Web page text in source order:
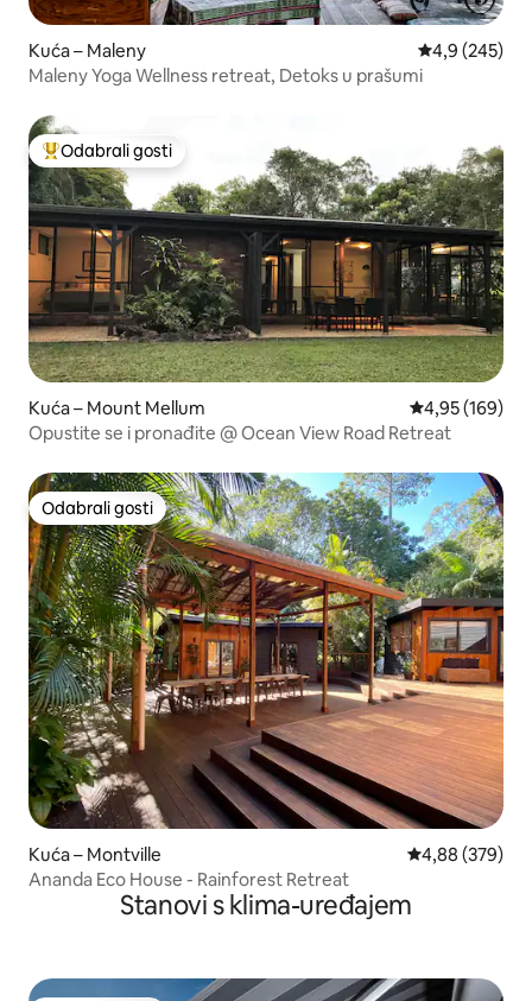
Kuća – Maleny Prosječna
4,9 (245)
Maleny Yoga Wellness retreat, Detoks u prašumi
Među najviše rangiranima s oznakom „Odabrali gosti”
Odabrali gosti
Kuća – Mount Mellum Prosječna
4,95 (169)
Opustite se i pronađite @ Ocean View Road Retreat
Odabrali gosti
Odabrali gosti
Kuća – Montville Prosječna
4,88 (379)
Ananda Eco House - Rainforest Retreat
Stanovi s klima-uređajem